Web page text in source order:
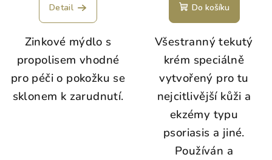
Detail
Zinkové mýdlo s
propolisem vhodné
pro péči o pokožku se
sklonem k zarudnutí.
Do košíku
Všestranný tekutý
krém speciálně
vytvořený pro tu
nejcitlivější kůži a
ekzémy typu
psoriasis a jiné.
Používán a